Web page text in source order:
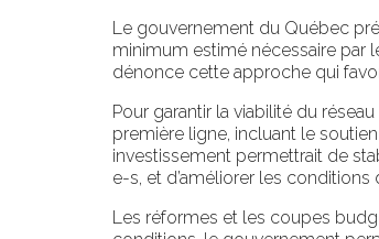
Le gouvernement du Québec
minimum estimé nécessaire par
dénonce cette approche qui
Pour garantir la viabilité du
première ligne, incluant le
investissement permettrait de
e-s, et d’améliorer les conditions
Les réformes et les coupes